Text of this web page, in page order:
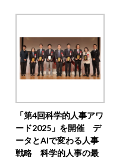
「第4回科学的人事アワ
ード2025」を開催 デ
ータとAIで変わる人事
戦略 科学的人事の最